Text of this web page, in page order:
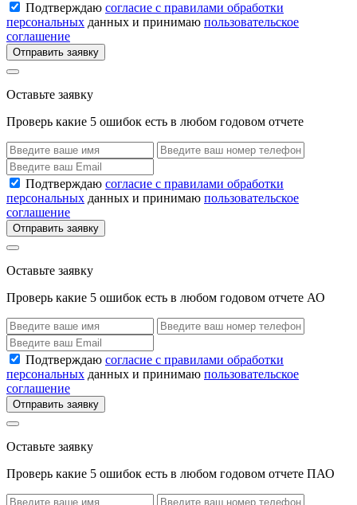
Подтверждаю согласие с правилами обработки
персональных данных и принимаю пользовательское
соглашение
Отправить заявку
Оставьте заявку
Проверь какие 5 ошибок есть в любом годовом отчете
Подтверждаю согласие с правилами обработки
персональных данных и принимаю пользовательское
соглашение
Отправить заявку
Оставьте заявку
Проверь какие 5 ошибок есть в любом годовом отчете АО
Подтверждаю согласие с правилами обработки
персональных данных и принимаю пользовательское
соглашение
Отправить заявку
Оставьте заявку
Проверь какие 5 ошибок есть в любом годовом отчете ПАО